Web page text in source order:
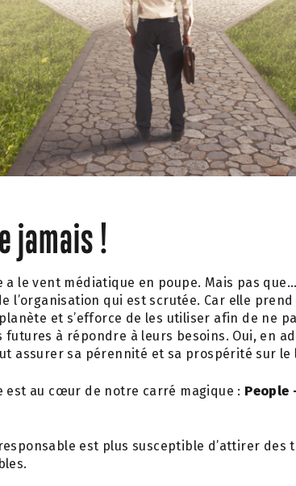
jamais !
a le vent médiatique en poupe. Mais pas
l’organisation qui est scrutée. Car elle
et s’efforce de les utiliser afin de ne
futures à répondre à leurs besoins. Oui, en
assurer sa pérennité et sa prospérité sur le
est au cœur de notre carré magique : People
est plus susceptible d’attirer des